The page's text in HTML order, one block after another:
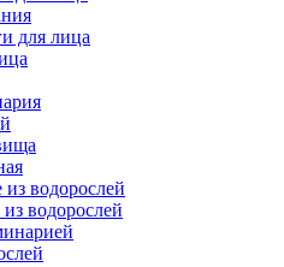
для лица
водорослей
водорослей